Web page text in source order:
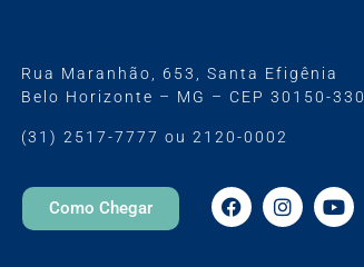
Rua Maranhão, 653, Santa Efigênia
Belo Horizonte – MG – CEP 30150-330
(31) 2517-7777 ou 2120-0002
Como Chegar